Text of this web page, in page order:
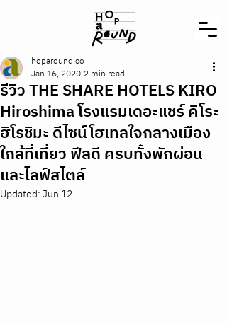
รีวิว THE SHARE HOTELS KIRO
Hiroshima โรงแรมเดอะแชร์ คิโระ
ฮิโรชิมะ ดีไซน์โฮเทลใจกลางเมือง
ใกล้ที่เที่ยว ฟีลดี ครบทั้งพักผ่อน
และไลฟ์สไตล์
hoparound.co
Jan 16, 2020 2 min read
Updated:Jun 12